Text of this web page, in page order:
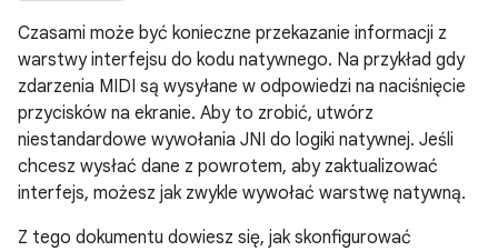
Czasami może być konieczne przekazanie informacji z
warstwy interfejsu do kodu natywnego. Na przykład gdy
zdarzenia MIDI są wysyłane w odpowiedzi na naciśnięcie
przycisków na ekranie. Aby to zrobić, utwórz
niestandardowe wywołania JNI do logiki natywnej. Jeśli
chcesz wysłać dane z powrotem, aby zaktualizować
interfejs, możesz jak zwykle wywołać warstwę natywną.
Z tego dokumentu dowiesz się, jak skonfigurować